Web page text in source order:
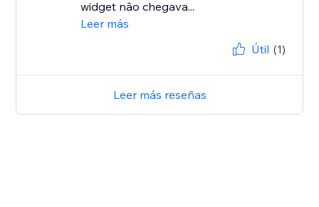
widget não chegava...
Leer más
Útil (1)
Leer más reseñas